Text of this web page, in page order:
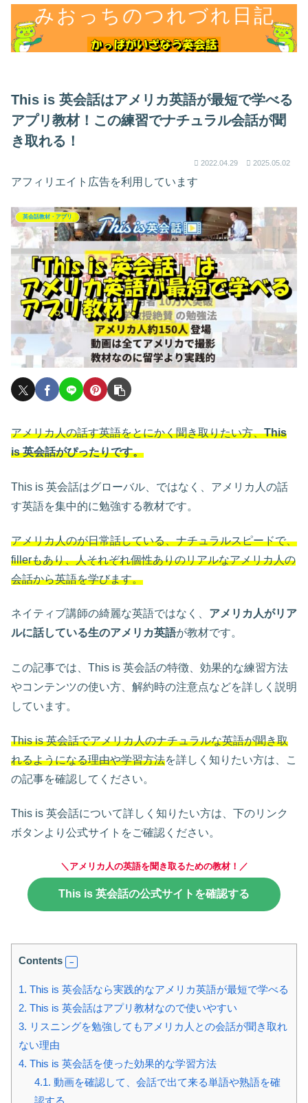
This is 英会話はアメリカ英語が最短で学べる
アプリ教材！この練習でナチュラル会話が聞
き取れる！
2022.04.29 2025.05.02
アフィリエイト広告を利用しています
英会話教材・アプリ
アメリカ人の話す英語をとにかく聞き取りたい方、This
is 英会話がぴったりです。
This is 英会話はグローバル、ではなく、アメリカ人の話
す英語を集中的に勉強する教材です。
アメリカ人のが日常話している、ナチュラルスピードで、
fillerもあり、人それぞれ個性ありのリアルなアメリカ人の
会話から英語を学びます。
ネイティブ講師の綺麗な英語ではなく、 アメリカ人がリア
ルに話している生のアメリカ英語が教材です。
この記事では、This is 英会話の特徴、効果的な練習方法
やコンテンツの使い方、解約時の注意点などを詳しく説明
しています。
This is 英会話でアメリカ人のナチュラルな英語が聞き取
れるようになる理由や学習方法を詳しく知りたい方は、こ
の記事を確認してください。
This is 英会話について詳しく知りたい方は、下のリンク
ボタンより公式サイトをご確認ください。
＼ アメリカ人の英語を聞き取るための教材！ ／
This is 英会話の公式サイトを確認する
Contents
1. This is 英会話なら実践的なアメリカ英語が最短で学べる
2. This is 英会話はアプリ教材なので使いやすい
3. リスニングを勉強してもアメリカ人との会話が聞き取れ
ない理由
4. This is 英会話を使った効果的な学習方法
4.1. 動画を確認して、会話で出て来る単語や熟語を確